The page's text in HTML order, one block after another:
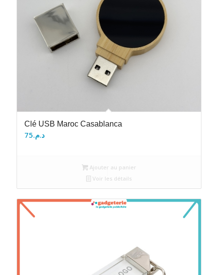
Clé USB Maroc Casablanca
د.م.75
Ajouter au panier
Voir les détails